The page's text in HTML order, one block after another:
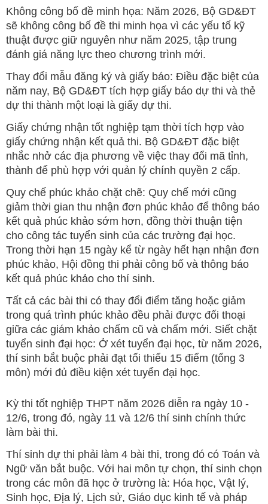
Không công bố đề minh họa: Năm 2026, Bộ GD&ĐT
sẽ không công bố đề thi minh họa vì các yếu tố kỹ
thuật được giữ nguyên như năm 2025, tập trung
đánh giá năng lực theo chương trình mới.
Thay đổi mẫu đăng ký và giấy báo: Điều đặc biệt của
năm nay, Bộ GD&ĐT tích hợp giấy báo dự thi và thẻ
dự thi thành một loại là giấy dự thi.
Giấy chứng nhận tốt nghiệp tạm thời tích hợp vào
giấy chứng nhận kết quả thi. Bộ GD&ĐT đặc biệt
nhắc nhở các địa phương về việc thay đổi mã tỉnh,
thành để phù hợp với quản lý chính quyền 2 cấp.
Quy chế phúc khảo chặt chẽ: Quy chế mới cũng
giảm thời gian thu nhận đơn phúc khảo để thông báo
kết quả phúc khảo sớm hơn, đồng thời thuận tiện
cho công tác tuyển sinh của các trường đại học.
Trong thời hạn 15 ngày kể từ ngày hết hạn nhận đơn
phúc khảo, Hội đồng thi phải công bố và thông báo
kết quả phúc khảo cho thí sinh.
Tất cả các bài thi có thay đổi điểm tăng hoặc giảm
trong quá trình phúc khảo đều phải được đối thoại
giữa các giám khảo chấm cũ và chấm mới. Siết chặt
tuyển sinh đại học: Ở xét tuyển đại học, từ năm 2026,
thí sinh bắt buộc phải đạt tối thiểu 15 điểm (tổng 3
môn) mới đủ điều kiện xét tuyển đại học.
Kỳ thi tốt nghiệp THPT năm 2026 diễn ra ngày 10 -
12/6, trong đó, ngày 11 và 12/6 thí sinh chính thức
làm bài thi.
Thí sinh dự thi phải làm 4 bài thi, trong đó có Toán và
Ngữ văn bắt buộc. Với hai môn tự chọn, thí sinh chọn
trong các môn đã học ở trường là: Hóa học, Vật lý,
Sinh học, Địa lý, Lịch sử, Giáo dục kinh tế và pháp